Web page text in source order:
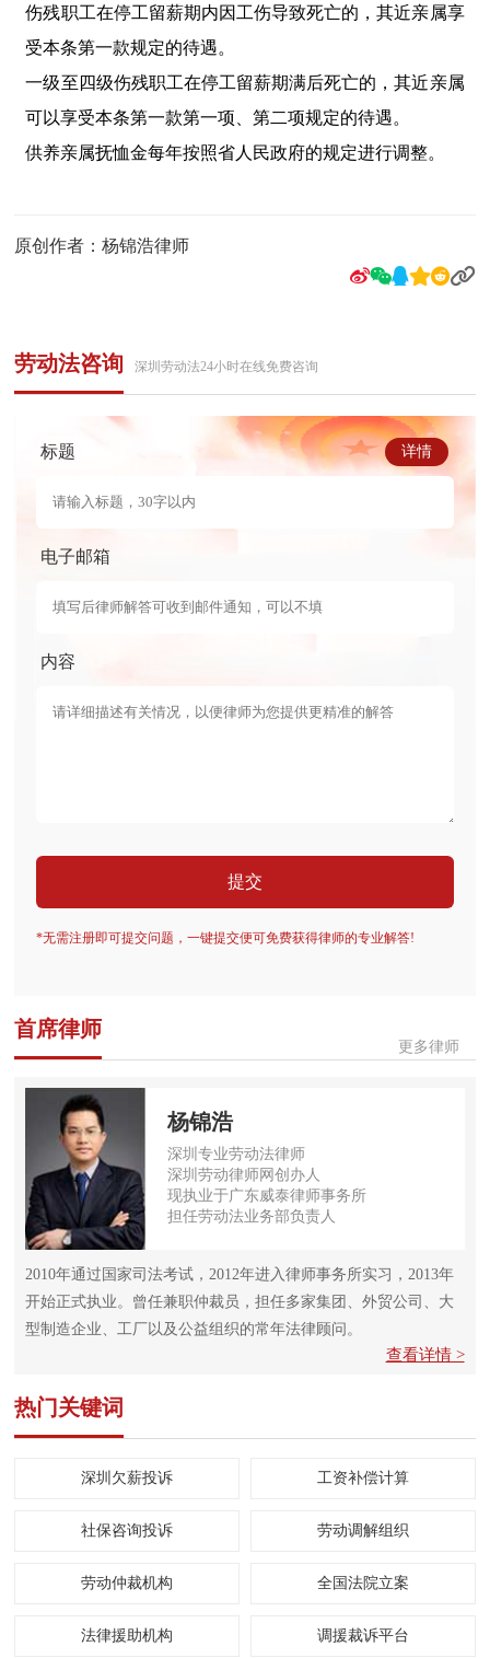
伤残职工在停工留薪期内因工伤导致死亡的，其近亲属享
受本条第一款规定的待遇。
一级至四级伤残职工在停工留薪期满后死亡的，其近亲属
可以享受本条第一款第一项、第二项规定的待遇。
供养亲属抚恤金每年按照省人民政府的规定进行调整。
原创作者：杨锦浩律师
劳动法咨询 深圳劳动法24小时在线免费咨询
详情
标题
电子邮箱
内容
提交
*无需注册即可提交问题，一键提交便可免费获得律师的专业解答!
首席律师
更多律师
杨锦浩
深圳专业劳动法律师
深圳劳动律师网创办人
现执业于广东威泰律师事务所
担任劳动法业务部负责人
2010年通过国家司法考试，2012年进入律师事务所实习，2013年
开始正式执业。曾任兼职仲裁员，担任多家集团、外贸公司、大
型制造企业、工厂以及公益组织的常年法律顾问。
查看详情 >
热门关键词
深圳欠薪投诉 工资补偿计算
社保咨询投诉 劳动调解组织
劳动仲裁机构 全国法院立案
法律援助机构 调援裁诉平台